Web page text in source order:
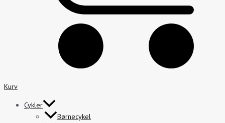
Kurv
Cykler
Børnecykel